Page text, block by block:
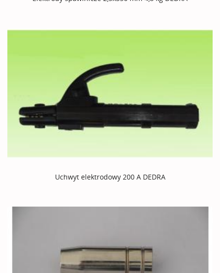
Uchwyt elektrodowy 200 A DEDRA